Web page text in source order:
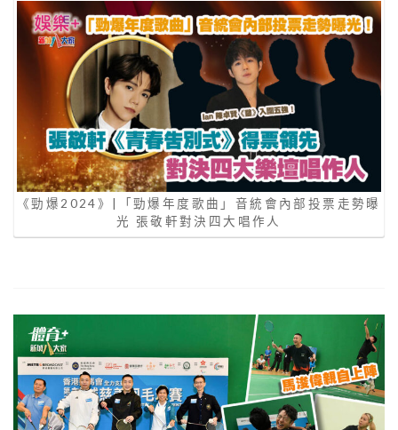
《勁爆2024》|「勁爆年度歌曲」音統會內部投票走勢曝
光 張敬軒對決四大唱作人